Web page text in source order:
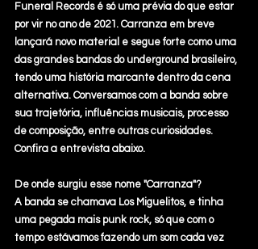
Funeral Records é só uma prévia do que estar
por vir no ano de 2021. Carranza em breve
lançará novo material e segue forte como uma
das grandes bandas do underground brasileiro,
tendo uma história marcante dentro da cena
alternativa. Conversamos com a banda sobre
sua trajetória, influências musicais, processo
de composição, entre outras curiosidades.
Confira a entrevista abaixo.
De onde surgiu esse nome "Carranza"?
A banda se chamava Los Miguelitos, e tinha
uma pegada mais punk rock, só que com o
tempo estávamos fazendo um som cada vez